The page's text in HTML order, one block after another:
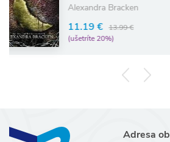
Alexandra Bracken
11.19 € 13.99 €
(ušetríte 20%)
Adresa